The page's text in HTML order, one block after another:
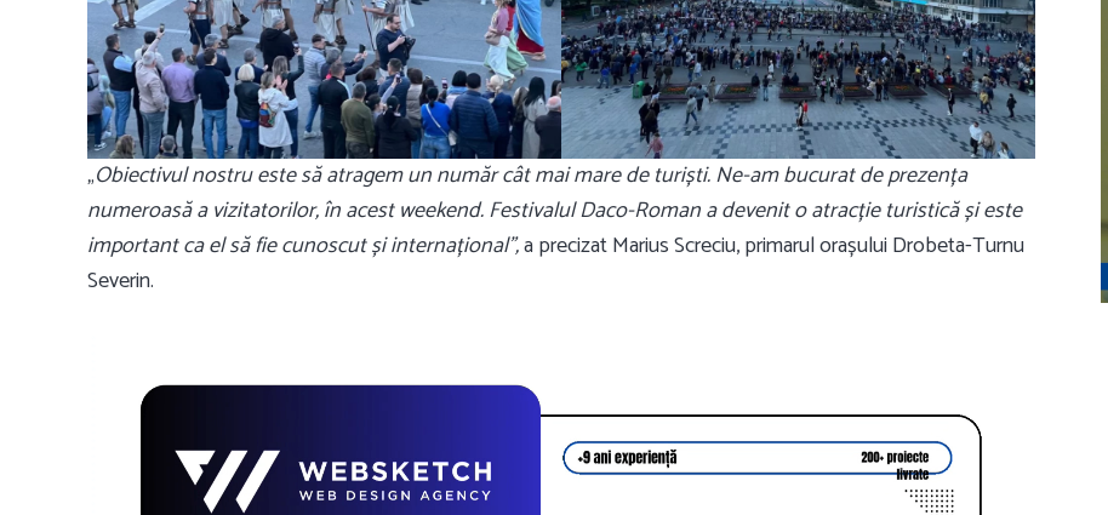
„Obiectivul nostru este să atragem un număr cât mai mare de turiști. Ne-am bucurat de prezența
numeroasă a vizitatorilor, în acest weekend. Festivalul Daco-Roman a devenit o atracție turistică și este
important ca el să fie cunoscut și internațional”,a precizat Marius Screciu, primarul orașului Drobeta-Turnu
Severin.